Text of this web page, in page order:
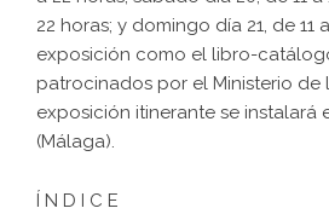
22 horas; y domingo día 21, de 11
exposición como el libro-
patrocinados por el Ministerio de
exposición itinerante se instalará
(Málaga).
Í N D I C E